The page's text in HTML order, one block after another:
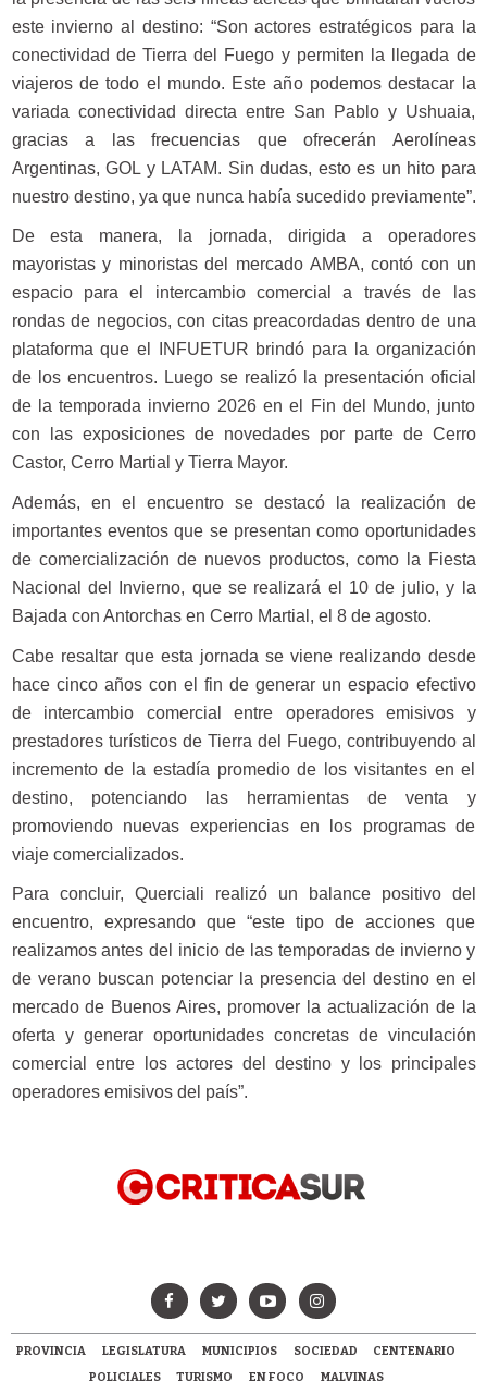
este invierno al destino: “Son actores estratégicos para la
conectividad de Tierra del Fuego y permiten la llegada de
viajeros de todo el mundo. Este año podemos destacar la
variada conectividad directa entre San Pablo y Ushuaia,
gracias a las frecuencias que ofrecerán Aerolíneas
Argentinas, GOL y LATAM. Sin dudas, esto es un hito para
nuestro destino, ya que nunca había sucedido previamente”.
De esta manera, la jornada, dirigida a operadores
mayoristas y minoristas del mercado AMBA, contó con un
espacio para el intercambio comercial a través de las
rondas de negocios, con citas preacordadas dentro de una
plataforma que el INFUETUR brindó para la organización
de los encuentros. Luego se realizó la presentación oficial
de la temporada invierno 2026 en el Fin del Mundo, junto
con las exposiciones de novedades por parte de Cerro
Castor, Cerro Martial y Tierra Mayor.
Además, en el encuentro se destacó la realización de
importantes eventos que se presentan como oportunidades
de comercialización de nuevos productos, como la Fiesta
Nacional del Invierno, que se realizará el 10 de julio, y la
Bajada con Antorchas en Cerro Martial, el 8 de agosto.
Cabe resaltar que esta jornada se viene realizando desde
hace cinco años con el fin de generar un espacio efectivo
de intercambio comercial entre operadores emisivos y
prestadores turísticos de Tierra del Fuego, contribuyendo al
incremento de la estadía promedio de los visitantes en el
destino, potenciando las herramientas de venta y
promoviendo nuevas experiencias en los programas de
viaje comercializados.
Para concluir, Querciali realizó un balance positivo del
encuentro, expresando que “este tipo de acciones que
realizamos antes del inicio de las temporadas de invierno y
de verano buscan potenciar la presencia del destino en el
mercado de Buenos Aires, promover la actualización de la
oferta y generar oportunidades concretas de vinculación
comercial entre los actores del destino y los principales
operadores emisivos del país”.
PROVINCIA LEGISLATURA MUNICIPIOS SOCIEDAD
CENTENARIO
POLICIALES
TURISMO EN FOCO MALVINAS